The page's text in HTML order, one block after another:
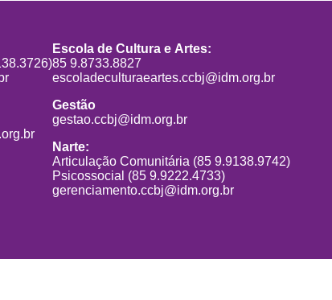
Escola de Cultura e Artes:
85 9.8733.8827
escoladeculturaeartes.ccbj@idm.org.br
Gestão
gestao.ccbj@idm.org.br
Narte:
Articulação Comunitária (85 9.9138.9742)
Psicossocial (85 9.9222.4733)
gerenciamento.ccbj@idm.org.br